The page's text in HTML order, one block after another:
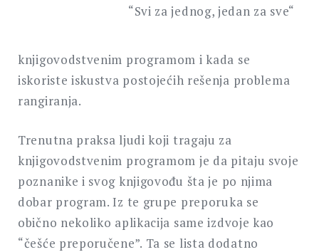
“Svi za jednog, jedan za sve“
knjigovodstvenim programom i kada se
iskoriste iskustva postojećih rešenja problema
rangiranja.
Trenutna praksa ljudi koji tragaju za
knjigovodstvenim programom je da pitaju svoje
poznanike i svog knjigovođu šta je po njima
dobar program. Iz te grupe preporuka se
obično nekoliko aplikacija same izdvoje kao
“češće preporučene”. Ta se lista dodatno